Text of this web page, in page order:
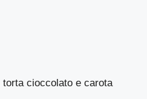
torta cioccolato e carota